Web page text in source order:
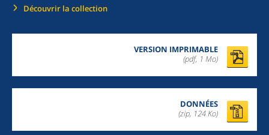
Découvrir la collection
VERSION IMPRIMABLE
(pdf, 1 Mo)
DONNÉES
(zip, 124 Ko)